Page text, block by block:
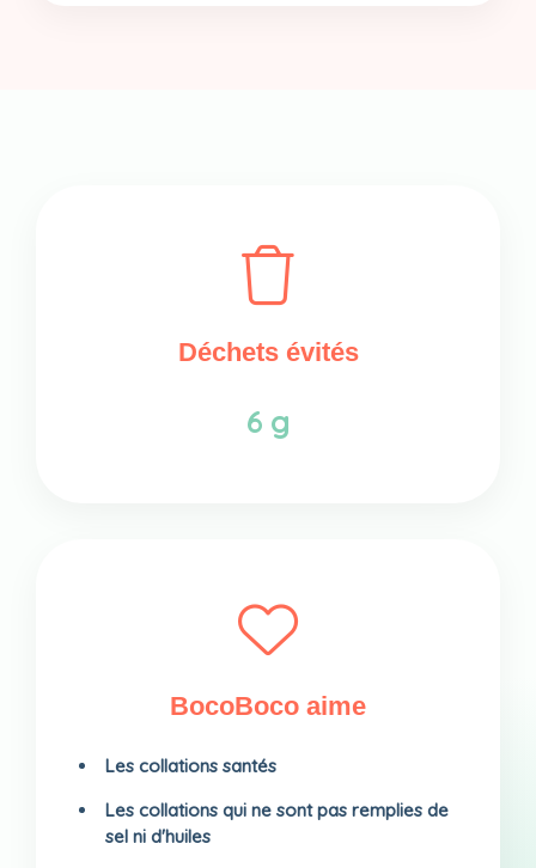
Déchets évités
6 g
BocoBoco aime
Les collations santés
Les collations qui ne sont pas remplies de
sel ni d'huiles